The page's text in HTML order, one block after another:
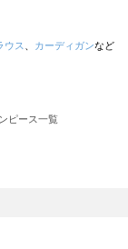
ウス カーディガンなど
ピース一覧
）のワンピース一覧
ス一覧